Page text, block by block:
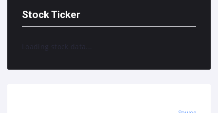
Stock Ticker
Loading stock data...